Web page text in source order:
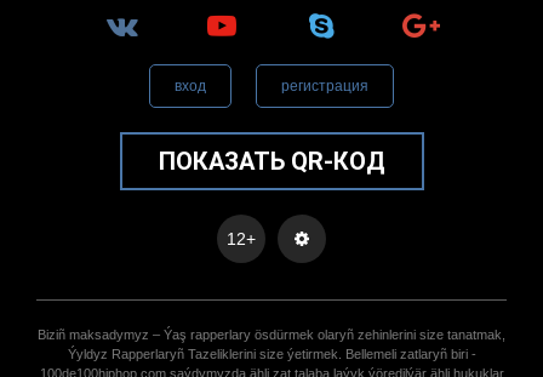
вход регистрация
ПОКАЗАТЬ QR-КОД
12+
Biziñ maksadymyz – Ýaş rapperlary ösdürmek olaryñ zehinlerini size tanatmak,
Ýyldyz Rapperlaryñ Tazeliklerini size ýetirmek. Bellemeli zatlaryñ biri -
100de100hiphop.com saýdymyzda ähli zat talaba laýyk ýöredilýär ähli hukuklar